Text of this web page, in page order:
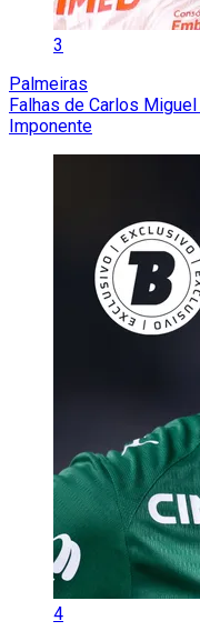
3
Palmeiras
Falhas de Carlos
Imponente
4